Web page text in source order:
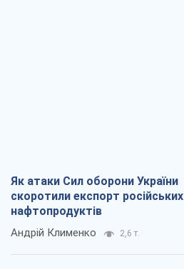
Як атаки Сил оборони України
скоротили експорт російських
нафтопродуктів
Андрій Клименко 2,6 т.